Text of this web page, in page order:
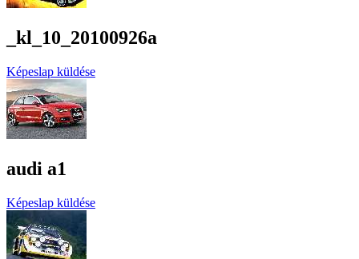
_kl_10_20100926a
Képeslap küldése
audi a1
Képeslap küldése